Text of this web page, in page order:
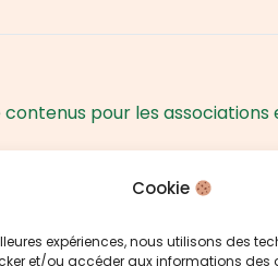
Cookie
expériences, nous utilisons des
et/ou accéder aux informations des